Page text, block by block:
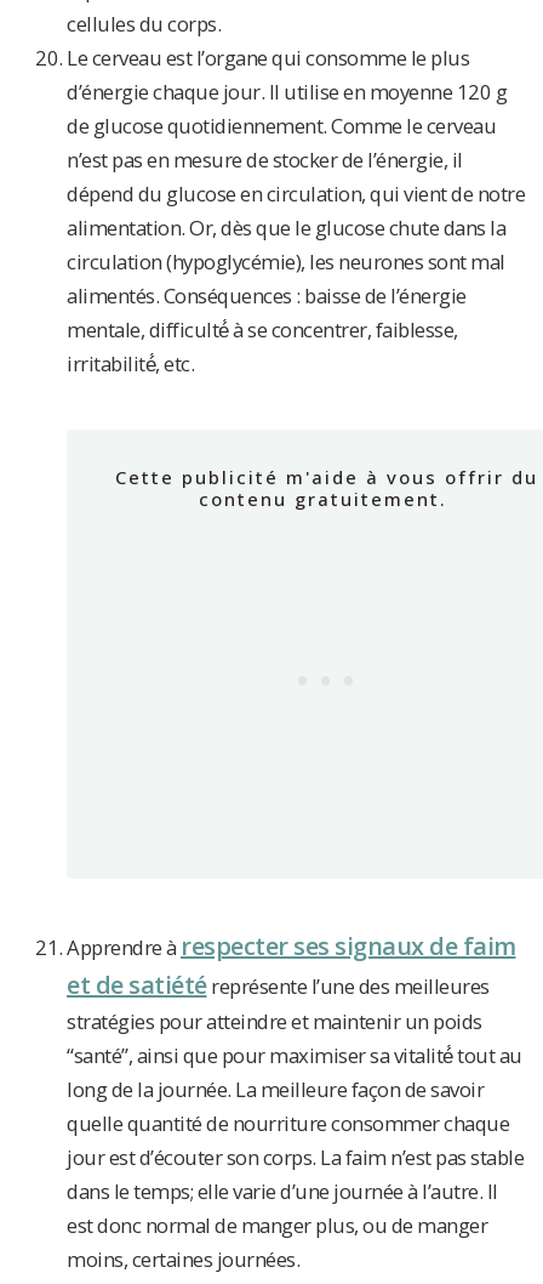
cellules du corps.
Le cerveau est l’organe qui consomme le plus
d’énergie chaque jour. Il utilise en moyenne 120 g
de glucose quotidiennement. Comme le cerveau
n’est pas en mesure de stocker de l’énergie, il
dépend du glucose en circulation, qui vient de notre
alimentation. Or, dès que le glucose chute dans la
circulation (hypoglycémie), les neurones sont mal
alimentés. Conséquences : baisse de l’énergie
mentale, difficulté́ à se concentrer, faiblesse,
irritabilité́, etc.
Apprendre à respecter ses signaux de faim
et de satiétéreprésente l’une des meilleures
stratégies pour atteindre et maintenir un poids
“santé”, ainsi que pour maximiser sa vitalité́ tout au
long de la journée. La meilleure façon de savoir
quelle quantité de nourriture consommer chaque
jour est d’écouter son corps. La faim n’est pas stable
dans le temps; elle varie d’une journée à l’autre. Il
est donc normal de manger plus, ou de manger
moins, certaines journées.